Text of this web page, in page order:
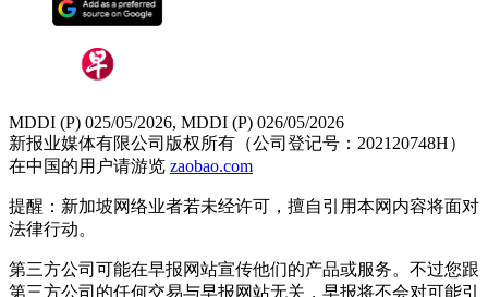
MDDI (P) 025/05/2026, MDDI (P) 026/05/2026
新报业媒体有限公司版权所有（公司登记号：202120748H）
在中国的用户请游览 zaobao.com
提醒：新加坡网络业者若未经许可，擅自引用本网内容将面对
法律行动。
第三方公司可能在早报网站宣传他们的产品或服务。不过您跟
第三方公司的任何交易与早报网站无关，早报将不会对可能引